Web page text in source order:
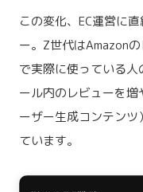
この変化、EC運営に
ー。Z世代はAmazon
で実際に使っている
ール内のレビューを増
ーザー生成コンテン
ています。